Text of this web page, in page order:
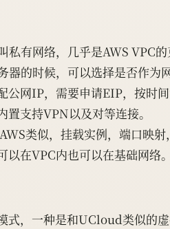
私有网络，几乎是AWS VPC
器的时候，可以选择是否作为
公网IP，需要申请EIP，按时
置支持VPN以及对等连接。
类似，挂载实例，端口映
以在VPC内也可以在基础网络。
式，一种是和UCloud类似的